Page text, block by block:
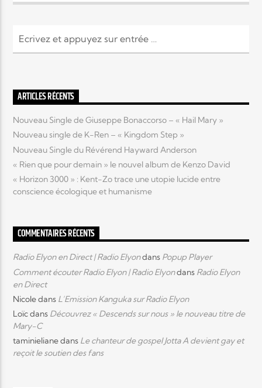
ARTICLES RÉCENTS
Nouveau Single de Giuseppe Bonaccorso – « Hail Mary »
Nouveau single de K-Ren – « Kingdom Step »
Nouveau Single du Révérend Hayward Anderson
« Rien que pour demain » le nouvel album de Kenzo David
« Horizon 3000 » : Kent-Zo trace une utopie lucide entre
conscience écologique et humanisme
COMMENTAIRES RÉCENTS
Radio Elyon en Direct | Radio Elyondans Popup Player
Comment écouter Radio Elyon | Radio Elyondans Radio Elyon
en Direct
Nicoledans L’Emission Kanguka sur Radio Elyon
Loïcdans Découvrez « Descends sur nous » le nouveau titre de
Mary-C
taminielianedans Le chanteur de gospel Jotta A devient gay et
reçoit le soutien des fans